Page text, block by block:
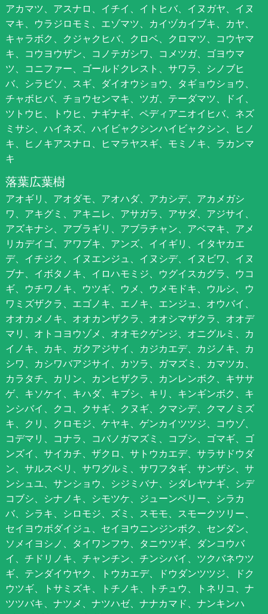
アカマツ、アスナロ、イチイ、イトヒバ、イヌガヤ、イヌ
マキ、ウラジロモミ、エゾマツ、カイヅカイブキ、カヤ、
キャラボク、クジャクヒバ、クロベ、クロマツ、コウヤマ
キ、コウヨウザン、コノテガシワ、コメツガ、ゴヨウマ
ツ、コニファー、ゴールドクレスト、サワラ、シノブヒ
バ、シラビソ、スギ、ダイオウショウ、タギョウショウ、
チャボヒバ、チョウセンマキ、ツガ、テーダマツ、ドイ、
ツトウヒ、トウヒ、ナギナギ、ペディアニオイヒバ、ネズ
ミサシ、ハイネズ、ハイビャクシンハイビャクシン、ヒノ
キ、ヒノキアスナロ、ヒマラヤスギ、モミノキ、ラカンマ
キ
落葉広葉樹
アオギリ、アオダモ、アオハダ、アカシデ、アカメガシ
ワ、アキグミ、アキニレ、アサガラ、アサダ、アジサイ、
アズキナシ、アブラギリ、アブラチャン、アベマキ、アメ
リカデイゴ、アワブキ、アンズ、イイギリ、イタヤカエ
デ、イチジク、イヌエンジュ、イヌシデ、イヌビワ、イヌ
ブナ、イボタノキ、イロハモミジ、ウグイスカグラ、ウコ
ギ、ウチワノキ、ウツギ、ウメ、ウメモドキ、ウルシ、ウ
ワミズザクラ、エゴノキ、エノキ、エンジュ、オウバイ、
オオカメノキ、オオカンザクラ、オオシマザクラ、オオデ
マリ、オトコヨウゾメ、オオモクゲンジ、オニグルミ、カ
イノキ、カキ、ガクアジサイ、カジカエデ、カジノキ、カ
シワ、カシワバアジサイ、カツラ、ガマズミ、カマツカ、
カラタチ、カリン、カンヒザクラ、カンレンボク、キササ
ゲ、キソケイ、キハダ、キブシ、キリ、キンギンボク、キ
ンシバイ、クコ、クサギ、クヌギ、クマシデ、クマノミズ
キ、クリ、クロモジ、ケヤキ、ゲンカイツツジ、コウゾ、
コデマリ、コナラ、コバノガマズミ、コブシ、ゴマギ、ゴ
ンズイ、サイカチ、ザクロ、サトウカエデ、サラサドウダ
ン、サルスベリ、サワグルミ、サワフタギ、サンザシ、サ
ンシュユ、サンショウ、シジミバナ、シダレヤナギ、シデ
コブシ、シナノキ、シモツケ、ジューンベリー、シラカ
バ、シラキ、シロモジ、ズミ、スモモ、スモークツリー、
セイヨウボダイジュ、セイヨウニンジンボク、センダン、
ソメイヨシノ、タイワンフウ、タニウツギ、ダンコウバ
イ、チドリノキ、チャンチン、チンシバイ、ツクバネウツ
ギ、テンダイウヤク、トウカエデ、ドウダンツツジ、ドク
ウツギ、トサミズキ、トチノキ、トチュウ、トネリコ、ナ
ツツバキ、ナツメ、ナツハゼ、ナナカマド、ナンキンハ